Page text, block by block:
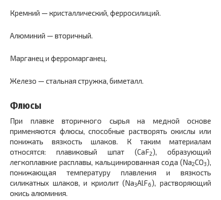
Кремний — кристаллический, ферросилиций.
Алюминий — вторичный.
Марганец и ферромарганец.
Железо — стальная стружка, биметалл.
Флюсы
При плавке вторичного сырья на медной основе
применяются флюсы, способные растворять окислы или
понижать вязкость шлаков. К таким материалам
относятся: плавиковый шпат (CaF2), образующий
легкоплавкие расплавы, кальцинированная сода (Na2CO3),
понижающая температуру плавления и вязкость
силикатных шлаков, и криолит (Na3AlF6), растворяющий
окись алюминия.